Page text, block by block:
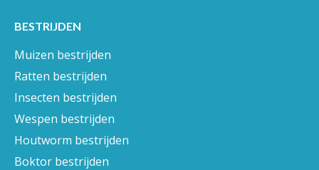
BESTRIJDEN
Muizen bestrijden
Ratten bestrijden
Insecten bestrijden
Wespen bestrijden
Houtworm bestrijden
Boktor bestrijden